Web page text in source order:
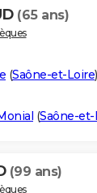
(65 ans)
(Saône-et-Loire)
(Saône-
(99 ans)